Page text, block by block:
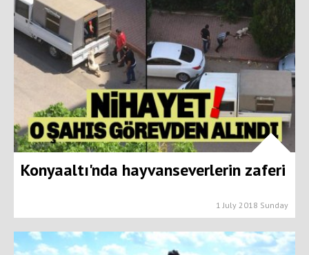
Konyaaltı'nda hayvanseverlerin zaferi
1 July 2018 Sunday